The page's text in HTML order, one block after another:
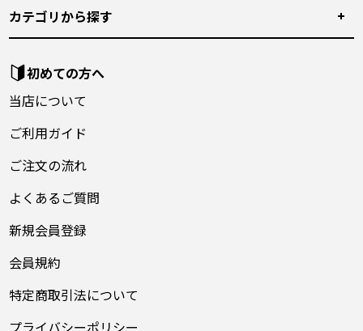
カテゴリから探す
初めての方へ
当店について
ご利用ガイド
ご注文の流れ
よくあるご質問
新規会員登録
会員規約
特定商取引法について
プライバシーポリシー